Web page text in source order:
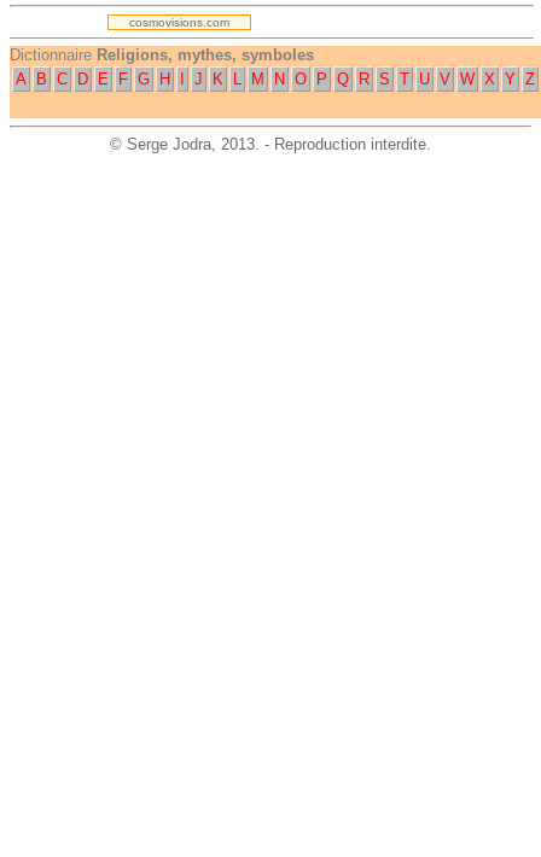
cosmovisions.com
Dictionnaire Religions, mythes, symboles
A
B C D E F G H J K L M N O P Q R S T U V W X Y Z
© Serge Jodra, 2013. - Reproduction interdite.